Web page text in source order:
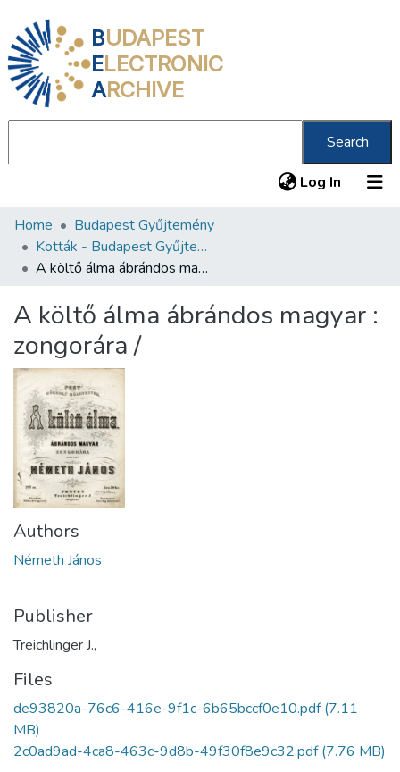
BUDAPEST
ELECTRONIC
ARCHIVE
Search
Log In (current)
Communities & Collections
All of DSpace
Home
Budapest Gyűjtemény
Kották - Budapest Gyűjtemény
A költő álma ábrándos magyar : zongorára /
A költő álma ábrándos magyar :
zongorára /
Authors
Németh János
Publisher
Treichlinger J.,
Files
de93820a-76c6-416e-9f1c-6b65bccf0e10.pdf(7.11
MB)
2c0ad9ad-4ca8-463c-9d8b-49f30f8e9c32.pdf(7.76 MB)